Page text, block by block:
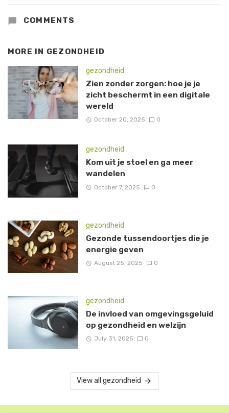
COMMENTS
MORE IN GEZONDHEID
gezondheid
Zien zonder zorgen: hoe je je
zicht beschermt in een digitale
wereld
October 20, 2025 0
gezondheid
Kom uit je stoel en ga meer
wandelen
October 7, 2025 0
gezondheid
Gezonde tussendoortjes die je
energie geven
August 25, 2025 0
gezondheid
De invloed van omgevingsgeluid
op gezondheid en welzijn
July 31, 2025 0
View all gezondheid